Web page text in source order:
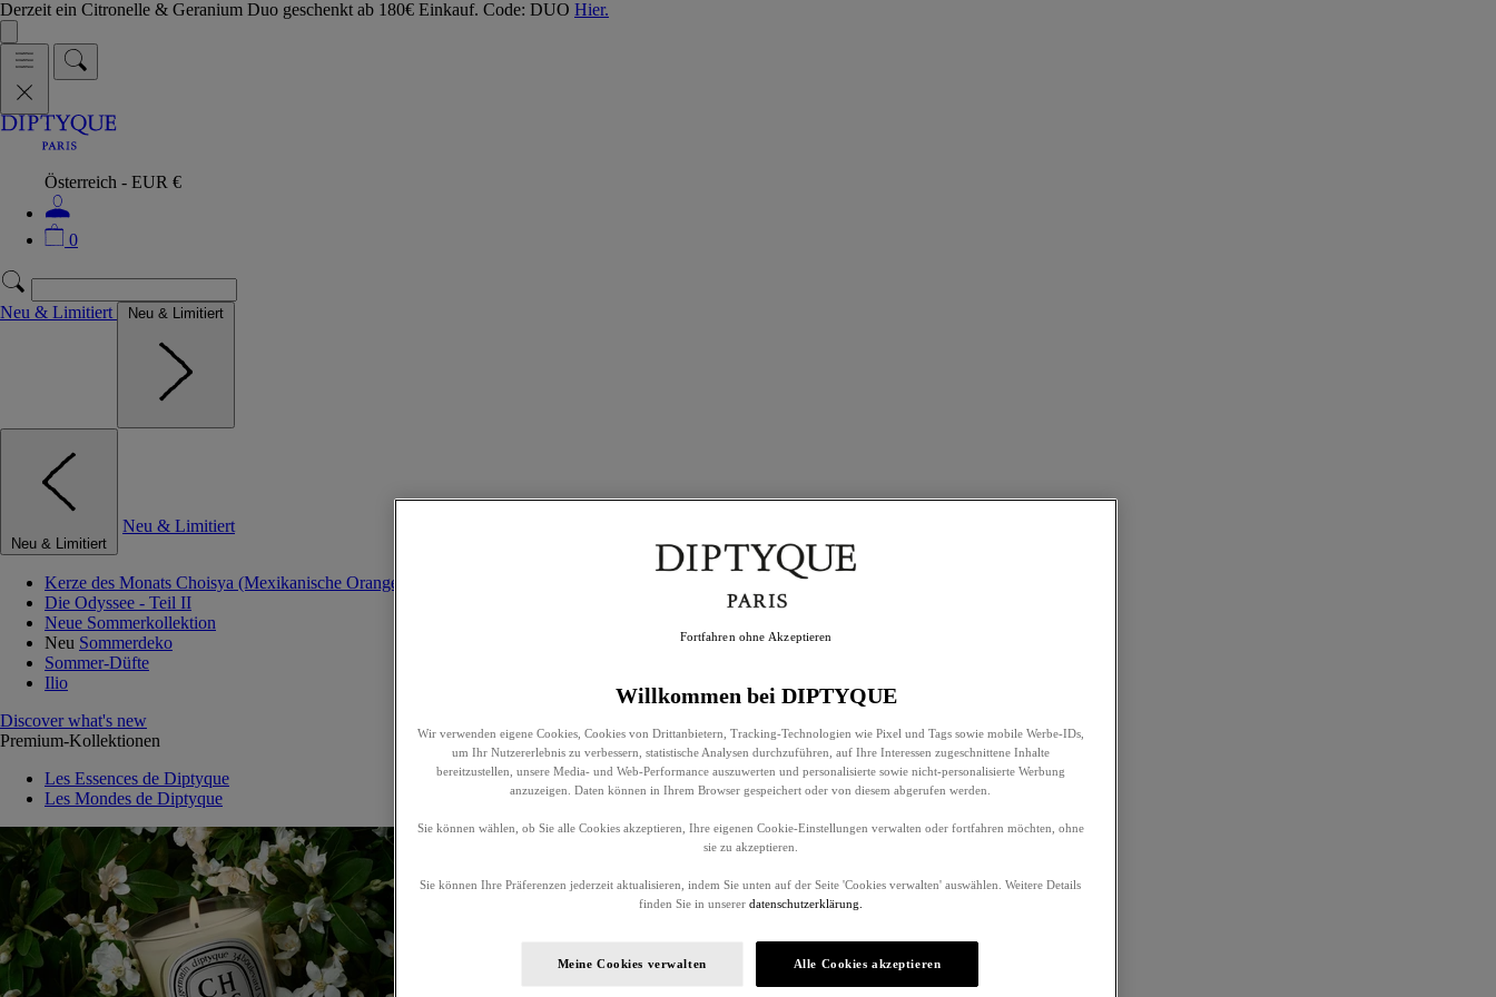
Derzeit ein Citronelle & Geranium Duo geschenkt ab 180€ Einkauf. Code: DUO Hier.
Österreich - EUR €
0
Neu & Limitiert Neu & Limitiert
Neu & Limitiert
Neu & Limitiert
Kerze des Monats Choisya (Mexikanische Orangenblume)
Die Odyssee - Teil II
Neue Sommerkollektion
Neu Sommerdeko
Sommer-Düfte
Ilio
Discover what's new
Premium-Kollektionen
Les Essences de Diptyque
Les Mondes de Diptyque
Willkommen bei DIPTYQUE
Wir verwenden eigene Cookies, Cookies von Drittanbietern, Tracking-Technologien wie Pixel und Tags sowie mobile Werbe-IDs,
um Ihr Nutzererlebnis zu verbessern, statistische Analysen durchzuführen, auf Ihre Interessen zugeschnittene Inhalte
bereitzustellen, unsere Media- und Web-Performance auszuwerten und personalisierte sowie nicht-personalisierte Werbung
anzuzeigen. Daten können in Ihrem Browser gespeichert oder von diesem abgerufen werden.
Sie können wählen, ob Sie alle Cookies akzeptieren, Ihre eigenen Cookie-Einstellungen verwalten oder fortfahren möchten, ohne
sie zu akzeptieren.
Sie können Ihre Präferenzen jederzeit aktualisieren, indem Sie unten auf der Seite 'Cookies verwalten' auswählen. Weitere Details
finden Sie in unserer datenschutzerklärung.
Meine Cookies verwalten Alle Cookies akzeptieren
Fortfahren ohne Akzeptieren